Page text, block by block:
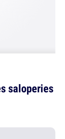
saloperies